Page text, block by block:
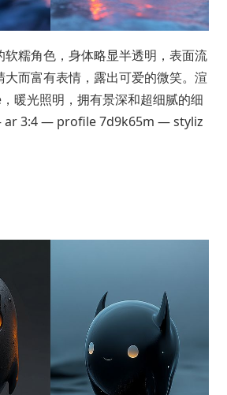
软糯角色，身体略显半透明，表面流
而富有表情，露出可爱的微笑。渲
暖光照明，拥有景深和超细腻的细
ar 3:4 — profile 7d9k65m — styliz